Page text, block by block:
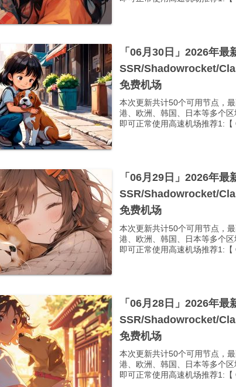
「06月30日」2026年
SSR/Shadowrocket/
免费机场
本次更新共计50个可用节点，
港、欧洲、韩国、日本等多个
即可正常使用高速机场推荐1:
「06月29日」2026年
SSR/Shadowrocket/
免费机场
本次更新共计50个可用节点，
港、欧洲、韩国、日本等多个
即可正常使用高速机场推荐1:
「06月28日」2026年
SSR/Shadowrocket/
免费机场
本次更新共计50个可用节点，
港、欧洲、韩国、日本等多个
即可正常使用高速机场推荐1: